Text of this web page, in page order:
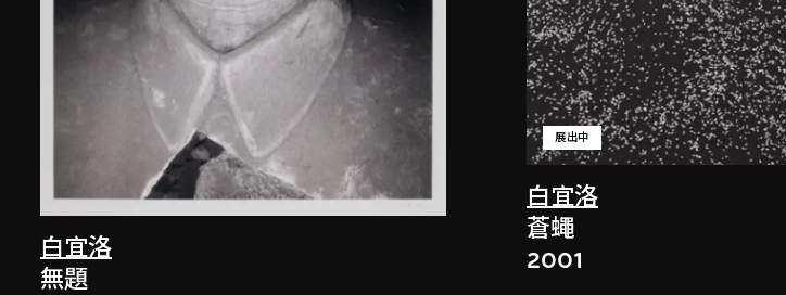
白宜洛
無題
白宜洛
展出中
蒼蠅
2001